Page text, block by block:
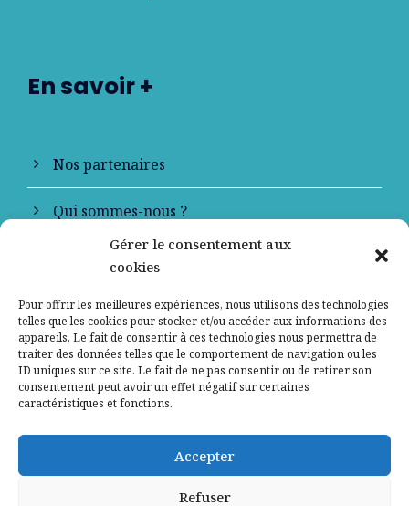
Gérer le consentement aux
cookies
Pour offrir les meilleures expériences, nous utilisons des technologies
telles que les cookies pour stocker et/ou accéder aux informations des
appareils. Le fait de consentir à ces technologies nous permettra de
traiter des données telles que le comportement de navigation ou les
ID uniques sur ce site. Le fait de ne pas consentir ou de retirer son
consentement peut avoir un effet négatif sur certaines
caractéristiques et fonctions.
Accepter
Refuser
En savoir +
Nos partenaires
Qui sommes-nous ?
Contactez-nous
Mentions légales
Politique de confidentialité